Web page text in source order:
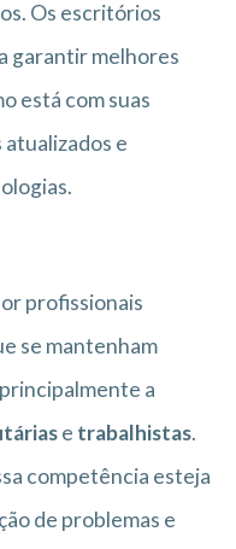
Os escritórios
garantir melhores
está com suas
atualizados e
profissionais
se mantenham
a
e trabalhistas.
competência esteja
de problemas e